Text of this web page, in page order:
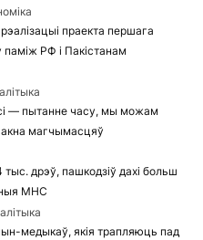
праекта першага
РФ і Пакістанам
— пытанне часу, мы можам
магчымасцяў
дрэў, пашкодзіў дахі больш
МНС
медыкаў, якія трапляюць пад